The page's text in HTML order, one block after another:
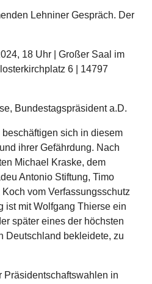
Lehniner Gespräch. Der
18 Uhr | Großer Saal im
6 | 14797
Bundestagspräsident a.D.
sich in diesem
ihrer Gefährdung. Nach
Michael Kraske, dem
Antonio Stiftung, Timo
vom Verfassungsschutz
ist mit Wolfgang Thierse ein
später eines der höchsten
Deutschland bekleidete, zu
Präsidentschaftswahlen in